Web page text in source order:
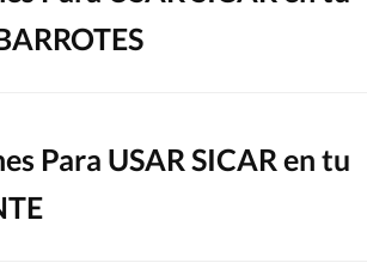
Para USAR SICAR en tu